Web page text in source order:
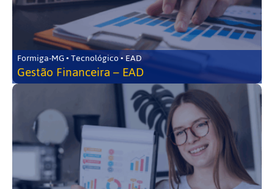
Formiga-MG • Tecnológico • EAD
Gestão Financeira – EAD